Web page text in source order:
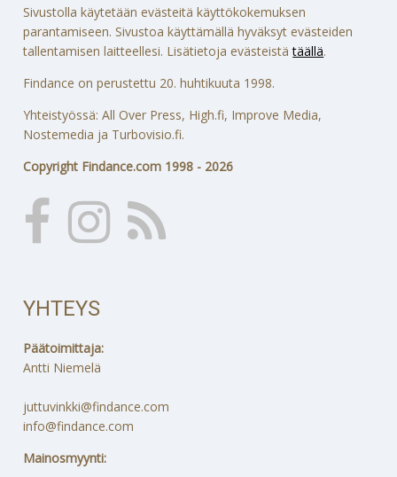
Sivustolla käytetään evästeitä käyttökokemuksen
parantamiseen. Sivustoa käyttämällä hyväksyt evästeiden
tallentamisen laitteellesi. Lisätietoja evästeistätäällä.
Findance on perustettu 20. huhtikuuta 1998.
Yhteistyössä: All Over Press, High.fi, Improve Media,
Nostemedia ja Turbovisio.fi.
Copyright Findance.com 1998 - 2026
YHTEYS
Päätoimittaja:
Antti Niemelä
juttuvinkki@findance.com
info@findance.com
Mainosmyynti: